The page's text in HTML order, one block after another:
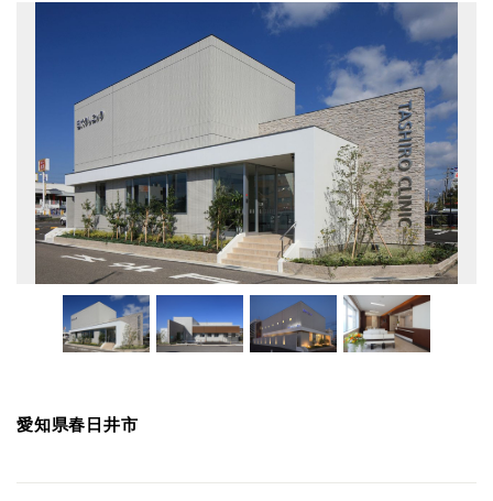
愛知県春日井市